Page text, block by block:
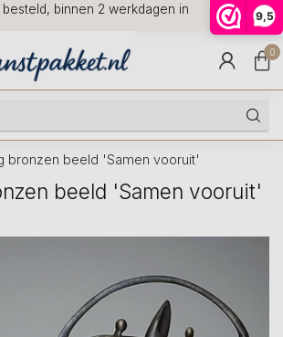
9,5
besteld, binnen 2 werkdagen in
7 dagen
9.5
0
bronzen beeld 'Samen vooruit'
beeld 'Samen vooruit'